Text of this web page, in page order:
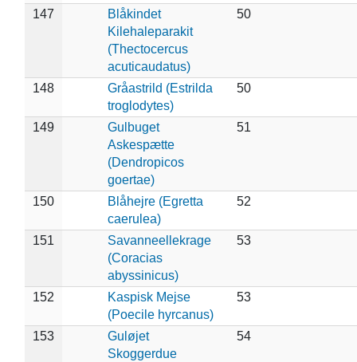
147
Blåkindet
Kilehaleparakit
(Thectocercus
acuticaudatus)
50
148
Gråastrild (Estrilda
troglodytes)
50
149
Gulbuget
Askespætte
(Dendropicos
goertae)
51
150
Blåhejre (Egretta
caerulea)
52
151
Savanneellekrage
(Coracias
abyssinicus)
53
152
Kaspisk Mejse
(Poecile hyrcanus)
53
153
Guløjet
Skoggerdue
54